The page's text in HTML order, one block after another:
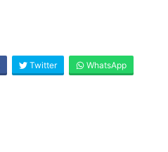
Twitter WhatsApp